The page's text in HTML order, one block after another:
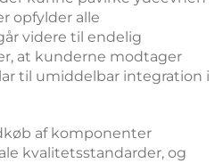
opfylder alle
videre til endelig
at kunderne modtager
til umiddelbar integration i
af komponenter
kvalitetsstandarder, og